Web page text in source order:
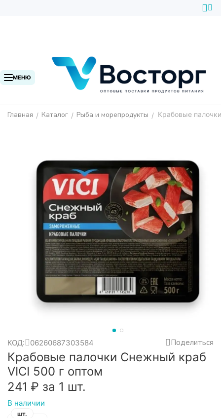
МЕНЮ
Главная / Каталог / Рыба и морепродукты / Крабовые
КОД: 06260687303584 Поделиться
Крабовые палочки Снежный краб
VICI 500 г оптом
‍241‍ ₽ за 1 шт.
В наличии
шт.